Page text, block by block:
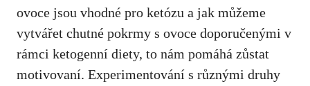
ovoce jsou vhodné pro ketózu a jak můžeme
vytvářet‍ chutné pokrmy s ovoce‌ doporučenými v
rámci ketogenní diety, to ‌nám pomáhá zůstat
motivovaní.‌ Experimentování s různými druhy